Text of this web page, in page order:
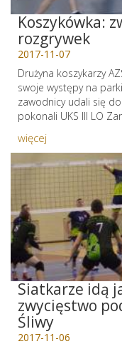
Koszykówka:
rozgrywek
2017-11-07
Drużyna koszykarzy
swoje występy na
zawodnicy udali się
pokonali UKS III LO
więcej
Siatkarze idą
zwycięstwo
Śliwy
2017-11-06